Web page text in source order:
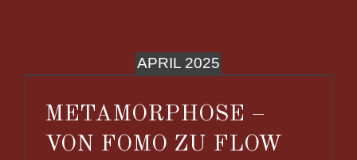
APRIL 2025
METAMORPHOSE –
VON FOMO ZU FLOW